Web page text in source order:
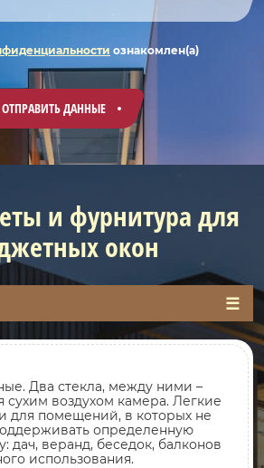
ознакомлен(а)
ОТПРАВИТЬ ДАННЫЕ
и фурнитура для
окон
Два стекла, между ними –
сухим воздухом камера. Легкие
для помещений, в которых не
определенную
дач, веранд, беседок, балконов
использования.